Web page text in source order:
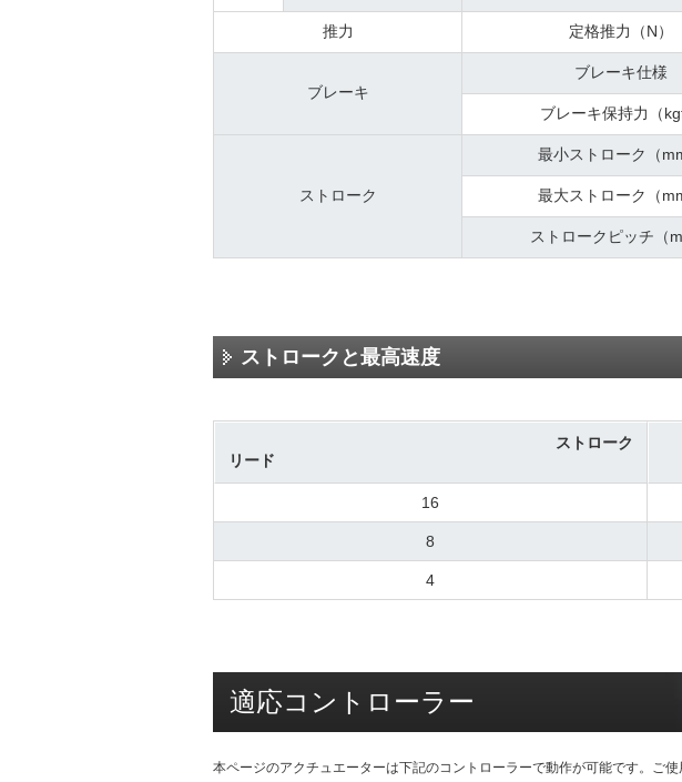
推力 定格推力（N）
ブレーキ
ブレーキ仕様
ブレーキ保持力（kgf
ストローク
最小ストローク（
最大ストローク（
ストロークピッチ（
ストロークと最高速度
ストローク
リード
16
8
4
適応コントローラー
本ページのアクチュエーターは下記のコントローラーで動作が可能です。ご